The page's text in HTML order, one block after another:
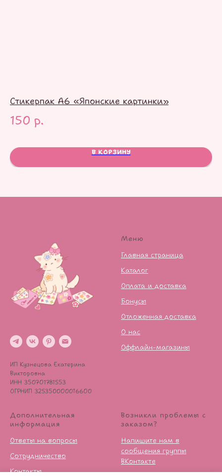
Стикерпак А6 «Японские картинки»
150 р.
В КОРЗИНУ
ИП Кузнецова Екатерина
Викторовна
ИНН 350701781553
ОГРНИП 325350000016600
Меню
Главная страница
Каталог
Оплата и доставка
Бонусы
Отложенная доставка
О нас
Оффлайн-магазины
Дополнительная
информация
Ответы на вопросы
Сотрудничество
Контакты
Возникли проблемы с
заказом?
Напишите нам в
сообщения группы
ВКонтакте